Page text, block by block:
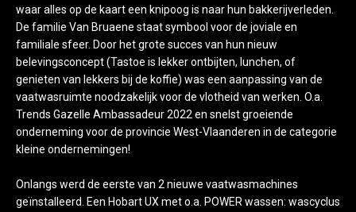
waar alles op de kaart een knipoog is naar hun bakkerijverleden.
De familie Van Bruaene staat symbool voor de joviale en
familiale sfeer. Door het grote succes van hun nieuw
belevingsconcept (Tastoe is lekker ontbijten, lunchen, of
genieten van lekkers bij de koffie) was een aanpassing van de
vaatwasruimte noodzakelijk voor de vlotheid van werken. O.a.
Trends Gazelle Ambassadeur 2022 en snelst groeiende
onderneming voor de provincie West-Vlaanderen in de categorie
kleine ondernemingen!
Onlangs werd de eerste van 2 nieuwe vaatwasmachines
geïnstalleerd. Een Hobart UX met o.a. POWER wassen: wascyclus